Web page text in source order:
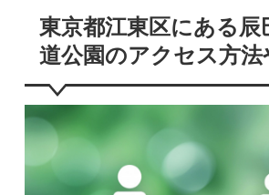
東京都江東区にある辰
道公園のアクセス方法